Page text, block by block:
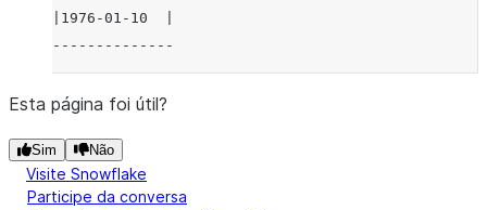
|1976-01-10  |
--------------
Esta página foi útil?
Sim Não
Visite Snowflake
Participe da conversa